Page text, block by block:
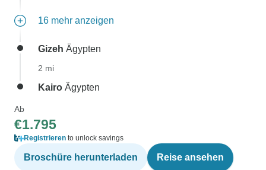
16 mehr anzeigen
Gizeh Ägypten
2 mi
Kairo Ägypten
Ab
€1.795
Registrieren to unlock savings
Broschüre herunterladen Reise ansehen